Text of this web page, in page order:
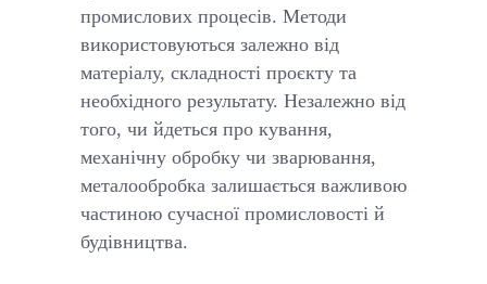
промислових процесів. Методи
використовуються залежно від
матеріалу, складності проєкту та
необхідного результату. Незалежно від
того, чи йдеться про кування,
механічну обробку чи зварювання,
металообробка залишається важливою
частиною сучасної промисловості й
будівництва.